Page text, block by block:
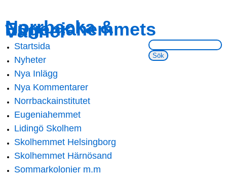
main
content
navigation
Norrbacka &
Eugeniahemmets
Vänner
Sök på webbsidan:
Main menu
Startsida
Nyheter
Nya Inlägg
Nya Kommentarer
Norrbackainstitutet
Eugeniahemmet
Lidingö Skolhem
Skolhemmet Helsingborg
Skolhemmet Härnösand
Sommarkolonier m.m